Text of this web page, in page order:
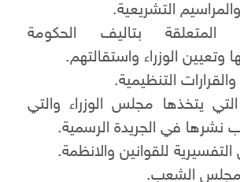
التشريعية.
المتعلقة بتاليف الحكومة
وتعيين الوزراء واستقالتهم.
التنظيمية.
التي يتخذها مجلس الوزراء والتي
نشرها في الجريدة الرسمية.
للقوانين والانظمة.
الشعب.